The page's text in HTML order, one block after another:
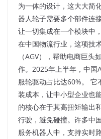
为一体的设计，这大大简
器人轮子需要多个部件连
让一切集成在一个模块中
在中国物流行业，这项技
（AGV），帮助电商巨
作。2025年上半年，中国
服轮驱动占比达60%。
装成本，让中小型企业也
的核心在于其高扭矩输出
行驶，避免碰撞。许多中
服务机器人中，支持实时